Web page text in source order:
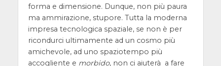
forma e dimensione. Dunque, non più paura
ma ammirazione, stupore. Tutta la moderna
impresa tecnologica spaziale, se non è per
ricondurci ultimamente ad un cosmo più
amichevole, ad uno spaziotempo più
accogliente e morbido, non ci aiuterà a fare